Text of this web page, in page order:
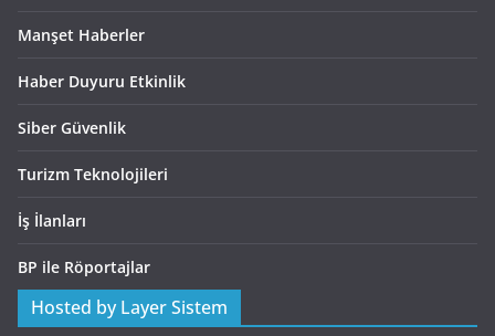
Manşet Haberler
Haber Duyuru Etkinlik
Siber Güvenlik
Turizm Teknolojileri
İş İlanları
BP ile Röportajlar
Hosted by Layer Sistem